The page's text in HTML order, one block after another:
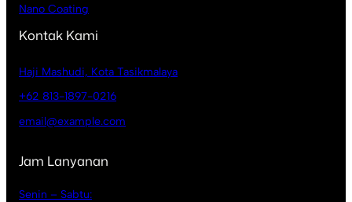
Nano Coating
Kontak Kami
Haji Mashudi, Kota Tasikmalaya
+62 813-1897-0216
email@example.com
Jam Lanyanan
Senin – Sabtu: